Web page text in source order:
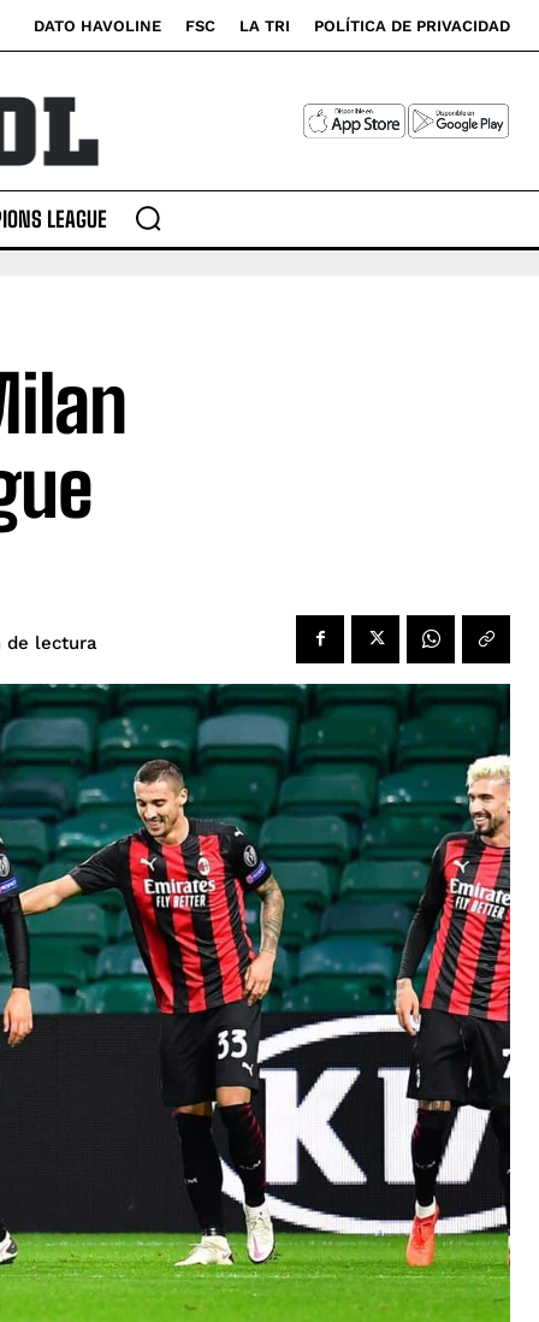
DATO HAVOLINE FSC LA TRI POLÍTICA DE PRIVACIDAD
LEAGUE
de lectura